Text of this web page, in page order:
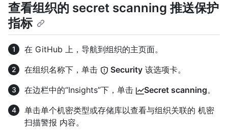
查看组织的 secret scanning 推送保护
指标
在 GitHub 上，导航到组织的主页面。
在组织名称下，单击
Security 该选项卡。
在边栏中的“Insights”下，单击
Secret scanning。
单击单个机密类型或存储库以查看与组织关联的 机密
扫描警报 内容。